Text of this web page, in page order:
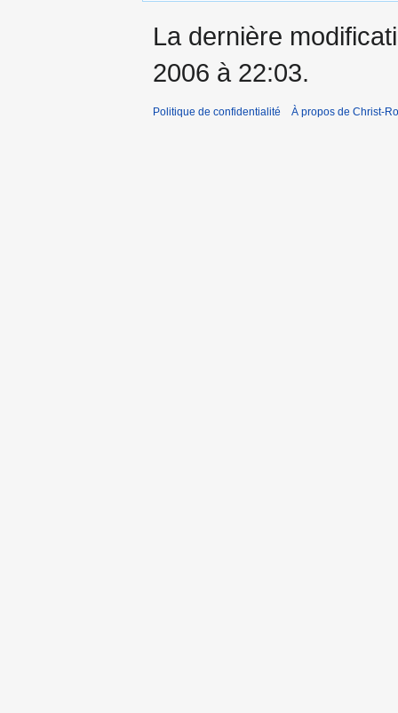
La dernière
2006 à 22:03.
Politique de confidentialité À propos de Christ-